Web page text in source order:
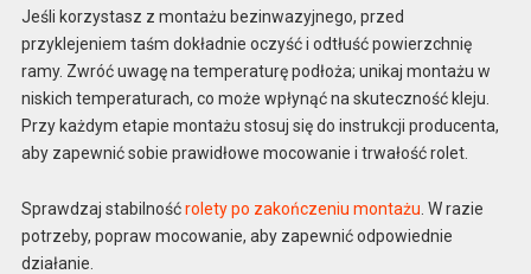
Jeśli korzystasz z montażu bezinwazyjnego, przed
przyklejeniem taśm dokładnie oczyść i odtłuść powierzchnię
ramy. Zwróć uwagę na temperaturę podłoża; unikaj montażu w
niskich temperaturach, co może wpłynąć na skuteczność kleju.
Przy każdym etapie montażu stosuj się do instrukcji producenta,
aby zapewnić sobie prawidłowe mocowanie i trwałość rolet.
Sprawdzaj stabilnośćrolety po zakończeniu montażu . W razie
potrzeby, popraw mocowanie, aby zapewnić odpowiednie
działanie.